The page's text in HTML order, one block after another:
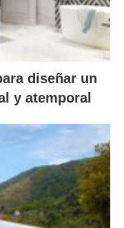
diseñar un
y atemporal